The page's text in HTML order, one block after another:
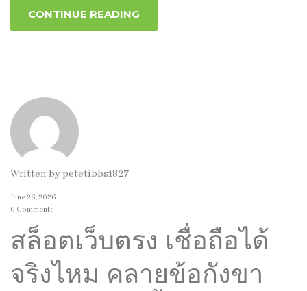
CONTINUE READING
Written by petetibbs1827
June 26, 2026
0 Comments
สล็อตเว็บตรง เชื่อถือได้
จริงไหม คลายข้อกังขา